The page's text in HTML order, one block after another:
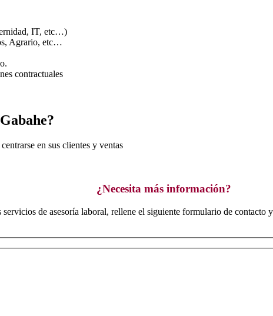
IT, etc…)
Agrario, etc…
contractuales
en sus clientes y ventas
¿Necesita más información?
de asesoría laboral, rellene el siguiente formulario de contacto